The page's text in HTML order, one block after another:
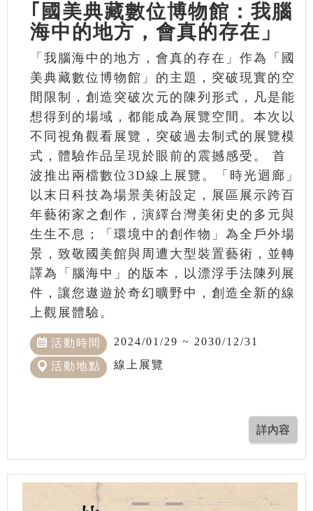
｢國美典藏數位博物館：我腦
海中的地方，會真的存在」
「我腦海中的地方，會真的存在」作為「國
美典藏數位博物館」的主題，突破現實的空
間限制，創造突破次元的陳列形式，凡是能
想得到的場域，都能成為展覽空間。本次以
不同視角觀看展覽，突破過去制式的展覽模
式，體驗作品呈現於眼前的震撼感受。 首
波推出兩檔數位3D線上展覽。「時光迴廊」
以末日科技為場景美術設定，展區展示跨百
年藝術家之創作，演繹台灣美術史的多元與
生生不息；「環境中的創作物」為全戶外場
景，致敬國美館與周遭大型裝置藝術，並轉
譯為「腦海中」的版本，以漂浮手法陳列展
件，讓您遨遊於奇幻曠野中，創造全新的線
上觀展體驗。
活動時間 2024/01/29 ~ 2030/12/31
活動地點 線上展覽